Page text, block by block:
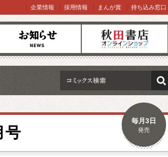
らせ オンラインショップ
企業情報 採用情報 まんが賞 持ち込み窓口
検索
号
毎月3日
発売